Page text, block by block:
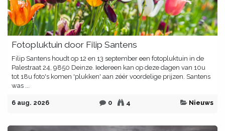
Fotopluktuin door Filip Santens
Filip Santens houdt op 12 en 13 september een fotopluktuin in de
Palestraat 24, 9850 Deinze. Iedereen kan op deze dagen van 10u
tot 18u foto's komen 'plukken' aan zéér voordelige prijzen. Santens
was ...
6 aug. 2026 0 4 Nieuws